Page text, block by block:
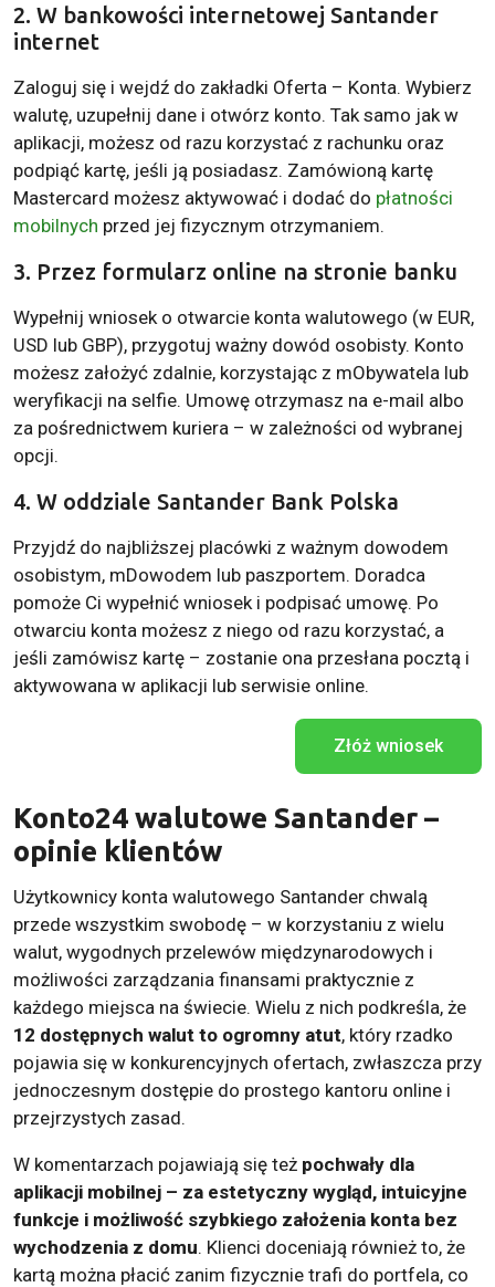
2. W bankowości internetowej Santander
internet
Zaloguj się i wejdź do zakładki Oferta – Konta. Wybierz
walutę, uzupełnij dane i otwórz konto. Tak samo jak w
aplikacji, możesz od razu korzystać z rachunku oraz
podpiąć kartę, jeśli ją posiadasz. Zamówioną kartę
Mastercard możesz aktywować i dodać do płatności
mobilnych przed jej fizycznym otrzymaniem.
3. Przez formularz online na stronie banku
Wypełnij wniosek o otwarcie konta walutowego (w EUR,
USD lub GBP), przygotuj ważny dowód osobisty. Konto
możesz założyć zdalnie, korzystając z mObywatela lub
weryfikacji na selfie. Umowę otrzymasz na e-mail albo
za pośrednictwem kuriera – w zależności od wybranej
opcji.
4. W oddziale Santander Bank Polska
Przyjdź do najbliższej placówki z ważnym dowodem
osobistym, mDowodem lub paszportem. Doradca
pomoże Ci wypełnić wniosek i podpisać umowę. Po
otwarciu konta możesz z niego od razu korzystać, a
jeśli zamówisz kartę – zostanie ona przesłana pocztą i
aktywowana w aplikacji lub serwisie online.
Złóż wniosek
Konto24 walutowe Santander –
opinie klientów
Użytkownicy konta walutowego Santander chwalą
przede wszystkim swobodę – w korzystaniu z wielu
walut, wygodnych przelewów międzynarodowych i
możliwości zarządzania finansami praktycznie z
każdego miejsca na świecie. Wielu z nich podkreśla, że
12 dostępnych walut to ogromny atut, który rzadko
pojawia się w konkurencyjnych ofertach, zwłaszcza przy
jednoczesnym dostępie do prostego kantoru online i
przejrzystych zasad.
W komentarzach pojawiają się też pochwały dla
aplikacji mobilnej – za estetyczny wygląd, intuicyjne
funkcje i możliwość szybkiego założenia konta bez
wychodzenia z domu. Klienci doceniają również to, że
kartą można płacić zanim fizycznie trafi do portfela, co